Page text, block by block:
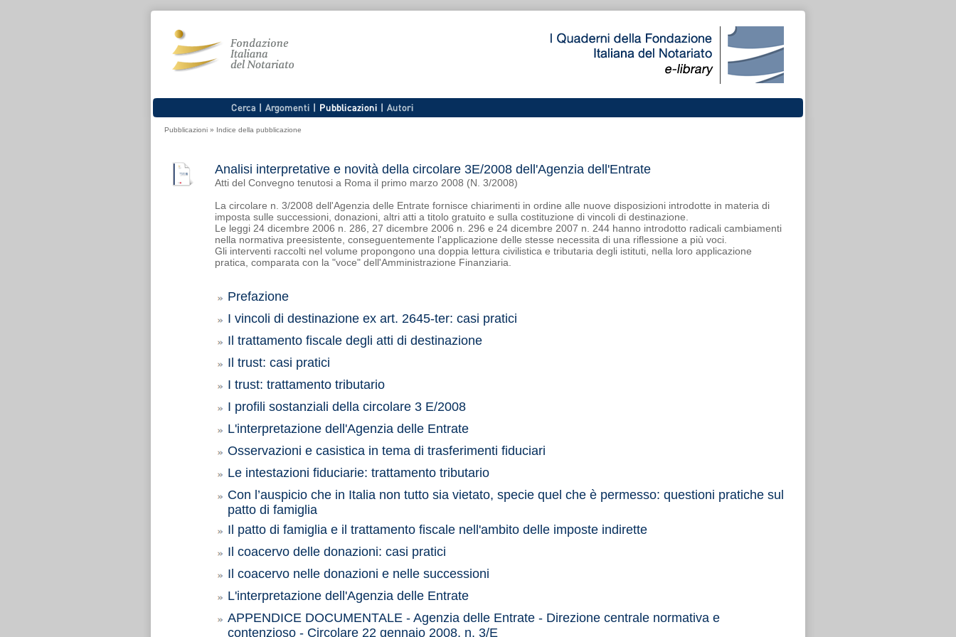
Pubblicazioni » Indice della pubblicazione
Analisi interpretative e novità della circolare 3E/2008 dell'Agenzia dell'Entrate
Atti del Convegno tenutosi a Roma il primo marzo 2008 (N. 3/2008)
La circolare n. 3/2008 dell'Agenzia delle Entrate fornisce chiarimenti in ordine alle nuove disposizioni introdotte in materia di
imposta sulle successioni, donazioni, altri atti a titolo gratuito e sulla costituzione di vincoli di destinazione.
Le leggi 24 dicembre 2006 n. 286, 27 dicembre 2006 n. 296 e 24 dicembre 2007 n. 244 hanno introdotto radicali cambiamenti
nella normativa preesistente, conseguentemente l'applicazione delle stesse necessita di una riflessione a più voci.
Gli interventi raccolti nel volume propongono una doppia lettura civilistica e tributaria degli istituti, nella loro applicazione
pratica, comparata con la "voce" dell'Amministrazione Finanziaria.
Prefazione
I vincoli di destinazione ex art. 2645-ter: casi pratici
Il trattamento fiscale degli atti di destinazione
Il trust: casi pratici
I trust: trattamento tributario
I profili sostanziali della circolare 3 E/2008
L'interpretazione dell'Agenzia delle Entrate
Osservazioni e casistica in tema di trasferimenti fiduciari
Le intestazioni fiduciarie: trattamento tributario
Con l’auspicio che in Italia non tutto sia vietato, specie quel che è permesso: questioni pratiche sul
patto di famiglia
Il patto di famiglia e il trattamento fiscale nell'ambito delle imposte indirette
Il coacervo delle donazioni: casi pratici
Il coacervo nelle donazioni e nelle successioni
L'interpretazione dell'Agenzia delle Entrate
APPENDICE DOCUMENTALE - Agenzia delle Entrate - Direzione centrale normativa e
contenzioso - Circolare 22 gennaio 2008, n. 3/E